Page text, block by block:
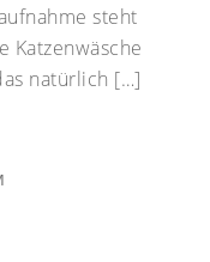
steht
Katzenwäsche
natürlich […]